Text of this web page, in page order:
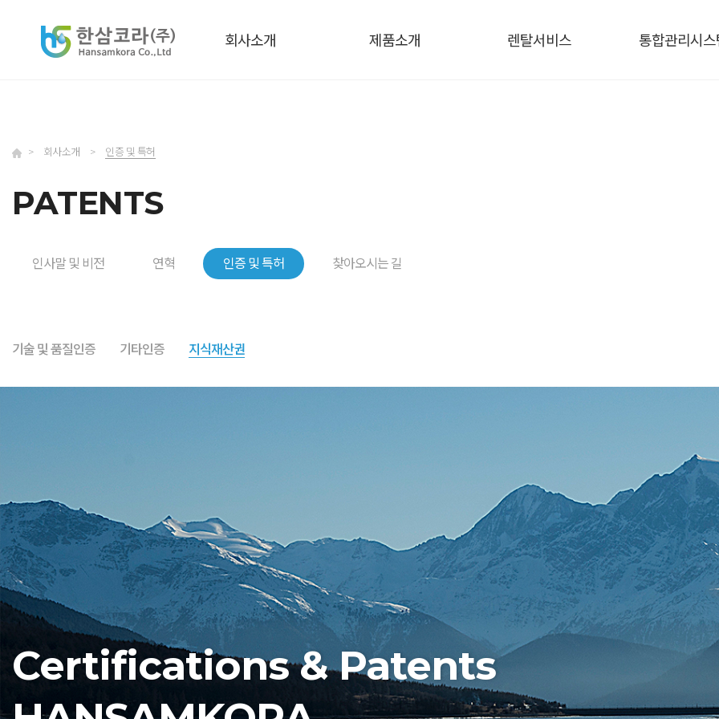
회사소개 제품소개 렌탈서비스 통합관리시스
> 회사소개 > 인증 및 특허
PATENTS
인사말 및 비전 연혁 인증 및 특허 찾아오시는 길
기술 및 품질인증 기타인증 지식재산권
Certifications & Patents